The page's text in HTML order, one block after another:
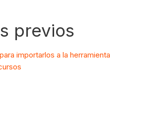
previos
importarlos a la herramienta